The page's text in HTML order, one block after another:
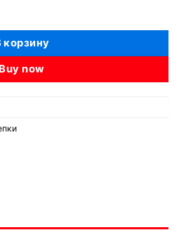
корзину
Buy now